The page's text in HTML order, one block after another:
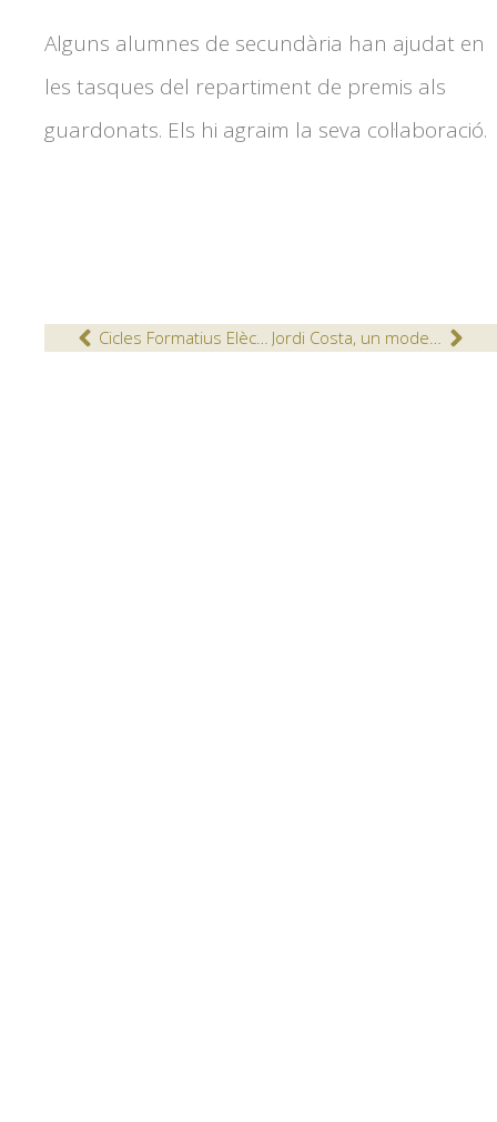
Alguns alumnes de secundària han ajudat en
les tasques del repartiment de premis als
guardonats. Els hi agraim la seva col·laboració.
Cicles Formatius Elèctrics visitem Payper Jordi Costa, un model de vida dedicada a l’esport